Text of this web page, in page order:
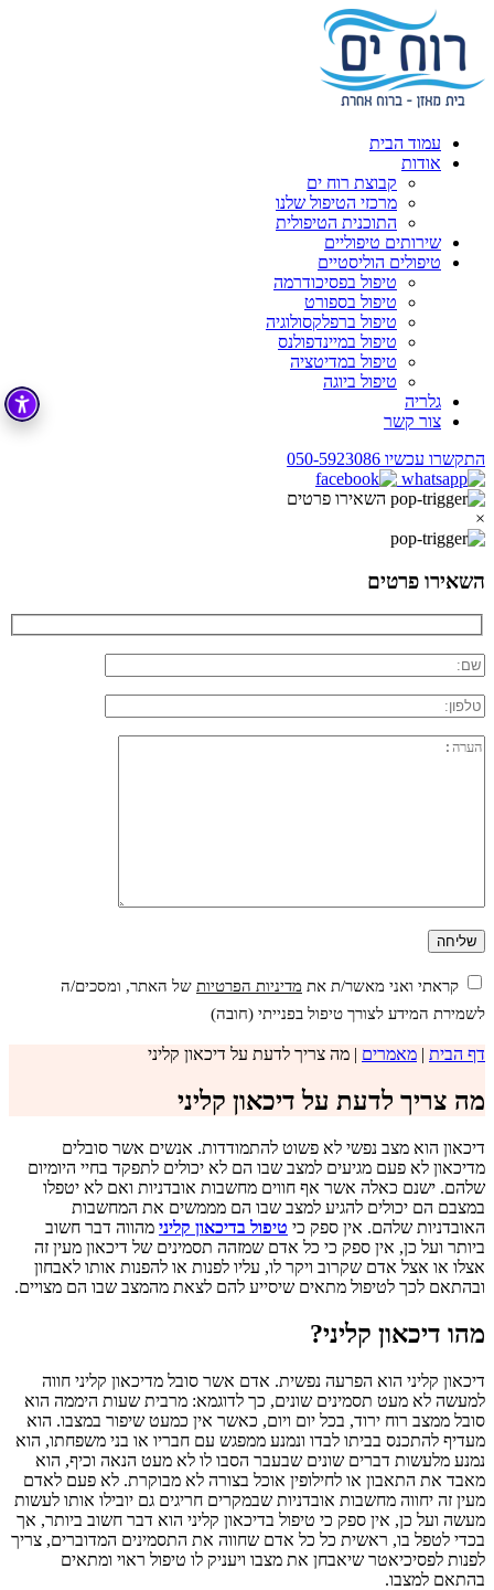
עמוד הבית
אודות
קבוצת רוח ים
מרכזי הטיפול שלנו
התוכנית הטיפולית
שירותים טיפוליים
טיפולים הוליסטיים
טיפול בפסיכודרמה
טיפול בספורט
טיפול ברפלקסולוגיה
טיפול במיינדפולנס
טיפול במדיטציה
טיפול ביוגה
גלריה
צור קשר
התקשרו עכשיו 050-5923086
השאירו פרטים
×
השאירו פרטים
קראתי ואני מאשר/ת את מדיניות הפרטיות של האתר, ומסכים/ה
לשמירת המידע לצורך טיפול בפנייתי (חובה)
דף הבית | מאמרים | מה צריך לדעת על דיכאון קליני
מה צריך לדעת על דיכאון קליני
דיכאון הוא מצב נפשי לא פשוט להתמודדות. אנשים אשר סובלים
מדיכאון לא פעם מגיעים למצב שבו הם לא יכולים לתפקד בחיי היומיום
שלהם. ישנם כאלה אשר אף חווים מחשבות אובדניות ואם לא יטפלו
במצבם הם יכולים להגיע למצב שבו הם מממשים את המחשבות
האובדניות שלהם. אין ספק כי טיפול בדיכאון קליני מהווה דבר חשוב
ביותר ועל כן, אין ספק כי כל אדם שמזהה תסמינים של דיכאון מעין זה
אצלו או אצל אדם שקרוב ויקר לו, עליו לפנות או להפנות אותו לאבחון
ובהתאם לכך לטיפול מתאים שיסייע להם לצאת מהמצב שבו הם מצויים.
מהו דיכאון קליני?
דיכאון קליני הוא הפרעה נפשית. אדם אשר סובל מדיכאון קליני חווה
למעשה לא מעט תסמינים שונים, כך לדוגמא: מרבית שעות היממה הוא
סובל ממצב רוח ירוד, בכל יום ויום, כאשר אין כמעט שיפור במצבו. הוא
מעדיף להתכנס בביתו לבדו ונמנע ממפגש עם חבריו או בני משפחתו, הוא
נמנע מלעשות דברים שונים שבעבר הסבו לו לא מעט הנאה וכיף, הוא
מאבד את התאבון או לחילופין אוכל בצורה לא מבוקרת. לא פעם לאדם
מעין זה יחווה מחשבות אובדניות שבמקרים חריגים גם יובילו אותו לעשות
מעשה ועל כן, אין ספק כי טיפול בדיכאון קליני הוא דבר חשוב ביותר, אך
בכדי לטפל בו, ראשית כל כל אדם שחווה את התסמינים המדוברים, צריך
לפנות לפסיכיאטר שיאבחן את מצבו ויעניק לו טיפול ראוי ומתאים
בהתאם למצבו.